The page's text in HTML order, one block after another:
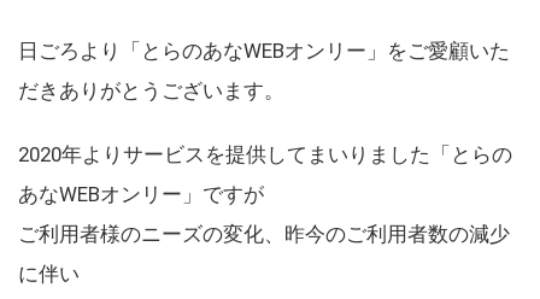
日ごろより「とらのあなWEBオンリー」をご愛顧いた
だきありがとうございます。
2020年よりサービスを提供してまいりました「とらの
あなWEBオンリー」ですが
ご利用者様のニーズの変化、昨今のご利用者数の減少
に伴い